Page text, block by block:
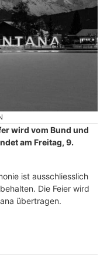
wird vom Bund und
am Freitag, 9.
ist ausschliesslich
Die Feier wird
übertragen.